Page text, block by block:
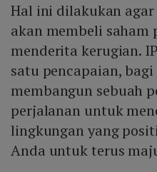
Hal ini dilakukan
akan membeli saham
menderita kerugian.
satu pencapaian,
membangun sebuah
perjalanan untuk
lingkungan yang
Anda untuk terus